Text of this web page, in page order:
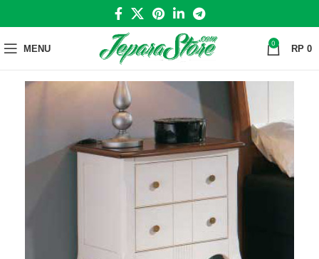
MENU 0 RP 0